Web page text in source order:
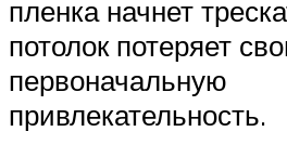
пленка начнет
потолок потеряет
первоначальную
привлекательность.